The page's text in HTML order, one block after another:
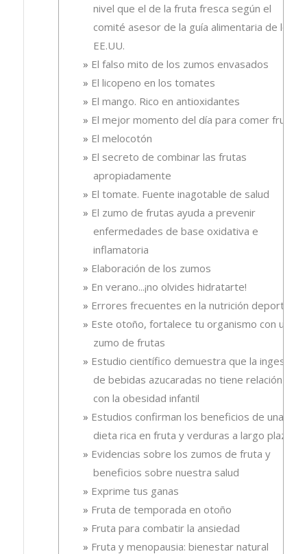
nivel que el de la fruta fresca según el
comité asesor de la guía alimentaria de los
EE.UU.
El falso mito de los zumos envasados
El licopeno en los tomates
El mango. Rico en antioxidantes
El mejor momento del día para comer fruta
El melocotón
El secreto de combinar las frutas
apropiadamente
El tomate. Fuente inagotable de salud
El zumo de frutas ayuda a prevenir
enfermedades de base oxidativa e
inflamatoria
Elaboración de los zumos
En verano...¡no olvides hidratarte!
Errores frecuentes en la nutrición deportiva
Este otoño, fortalece tu organismo con un
zumo de frutas
Estudio científico demuestra que la ingesta
de bebidas azucaradas no tiene relación
con la obesidad infantil
Estudios confirman los beneficios de una
dieta rica en fruta y verduras a largo plazo
Evidencias sobre los zumos de fruta y
beneficios sobre nuestra salud
Exprime tus ganas
Fruta de temporada en otoño
Fruta para combatir la ansiedad
Fruta y menopausia: bienestar natural